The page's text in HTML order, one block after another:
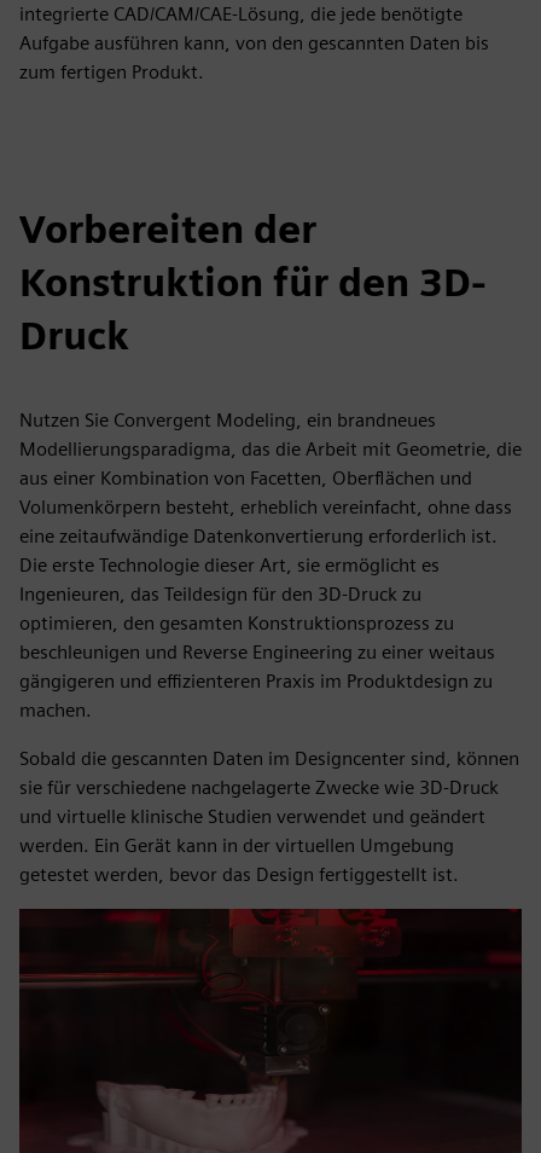
integrierte CAD/CAM/CAE-Lösung, die jede benötigte
Aufgabe ausführen kann, von den gescannten Daten bis
zum fertigen Produkt.
Vorbereiten der
Konstruktion für den 3D-
Druck
Nutzen Sie Convergent Modeling, ein brandneues
Modellierungsparadigma, das die Arbeit mit Geometrie, die
aus einer Kombination von Facetten, Oberflächen und
Volumenkörpern besteht, erheblich vereinfacht, ohne dass
eine zeitaufwändige Datenkonvertierung erforderlich ist.
Die erste Technologie dieser Art, sie ermöglicht es
Ingenieuren, das Teildesign für den 3D-Druck zu
optimieren, den gesamten Konstruktionsprozess zu
beschleunigen und Reverse Engineering zu einer weitaus
gängigeren und effizienteren Praxis im Produktdesign zu
machen.
Sobald die gescannten Daten im Designcenter sind, können
sie für verschiedene nachgelagerte Zwecke wie 3D-Druck
und virtuelle klinische Studien verwendet und geändert
werden. Ein Gerät kann in der virtuellen Umgebung
getestet werden, bevor das Design fertiggestellt ist.